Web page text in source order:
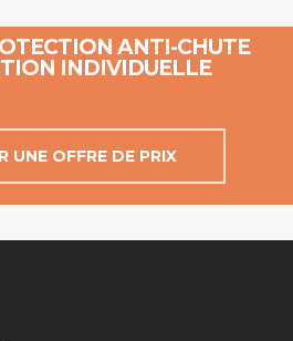
ANTI-CHUTE
INDIVIDUELLE
UNE OFFRE DE PRIX